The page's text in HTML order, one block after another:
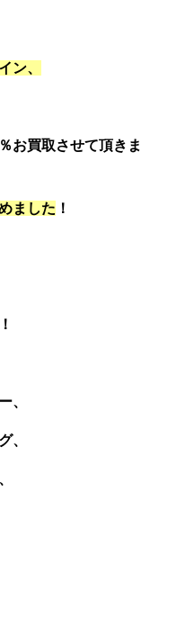
ン、
お買取させて頂きま
ました ！
、
、